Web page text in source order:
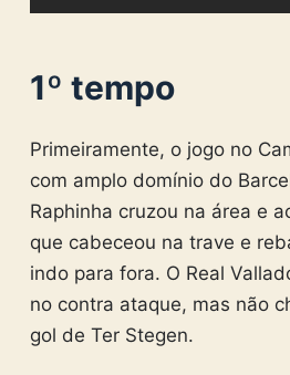
1º tempo
Primeiramente, o jogo no
com amplo domínio do
Raphinha cruzou na área e
que cabeceou na trave e
indo para fora. O Real
no contra ataque, mas não
gol de Ter Stegen.